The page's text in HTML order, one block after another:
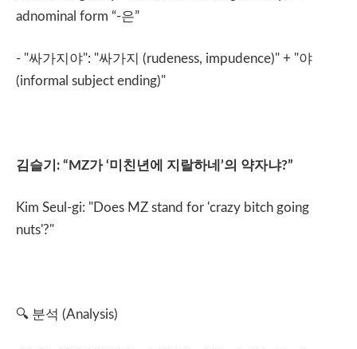
adnominal form “-은”
- "싸가지야": "싸가지 (rudeness, impudence)" + "야
(informal subject ending)"
김슬기 : “MZ가‘미친년에 지랄하네 ’의 약자냐?”
Kim Seul-gi: "Does MZ stand for 'crazy bitch going
nuts'?"
🔍 분석 (Analysis)